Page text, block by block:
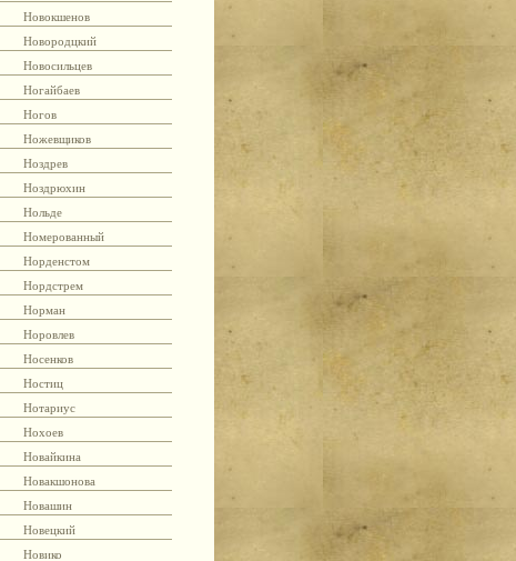
Новокшенов
Новородцкий
Новосильцев
Ногайбаев
Ногов
Ножевщиков
Ноздрев
Ноздрюхин
Нольде
Номерованный
Норденстом
Нордстрем
Норман
Норовлев
Носенков
Ностиц
Нотариус
Нохоев
Новайкина
Новакшонова
Новашин
Новецкий
Новико